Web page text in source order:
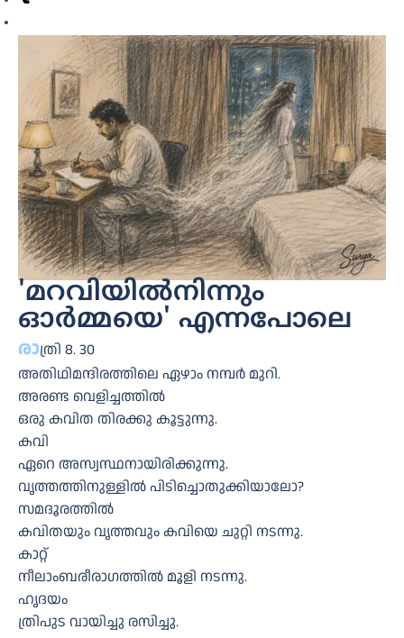
'മറവിയിൽനിന്നും
ഓർമ്മയെ' എന്നപോലെ
രാത്രി 8. 30
അതിഥിമന്ദിരത്തിലെ ഏഴാം നമ്പർ മുറി.
അരണ്ട വെളിച്ചത്തിൽ
ഒരു കവിത തിരക്കു കൂട്ടുന്നു.
കവി
ഏറെ അസ്വസ്ഥനായിരിക്കുന്നു.
വൃത്തത്തിനുള്ളിൽ പിടിച്ചൊതുക്കിയാലോ?
സമദൂരത്തിൽ
കവിതയും വൃത്തവും കവിയെ ചുറ്റി നടന്നു.
കാറ്റ്
നീലാംബരീരാഗത്തിൽ മൂളി നടന്നു.
ഹൃദയം
ത്രിപുട വായിച്ചു രസിച്ചു.